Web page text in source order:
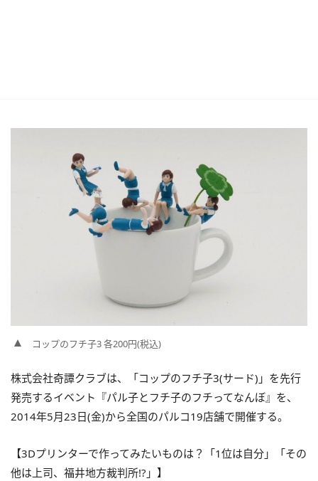
コップのフチ子3 各200円(税込)
株式会社奇譚クラブは、「コップのフチ子3(サード)」を先行
発売するイベント『パル子とフチ子のフチってなんぼ』を、
2014年5月23日(金)から全国のパルコ19店舗で開催する。
【3Dプリンターで作ってみたいものは？「1位は自分」「その
他は上司、福井地方裁判所!?」】